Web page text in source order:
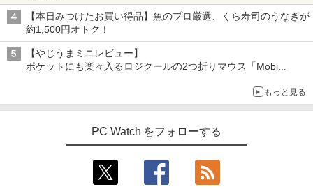
調整 高視野角 178° Adaptive-Sync対応
MAXZEN MJM27CH02-F100
￥13,980
【楽天1位】 ワイヤレス モバイルモニタ
hバッテリー 自立スタンド ポータブルモ
ニター IPS液晶パネル 非光沢画面 薄型
ホなど対応
￥2,799
【本日みつけたお買い得品】魚のプロ厳選、くら寿司のうなぎが
約1,500円オトク！
【やじうまミニレビュー】
ポケットにも楽々入るロジクールの2つ折りマウス「Mobi
もっと見る
PC Watch をフォローする